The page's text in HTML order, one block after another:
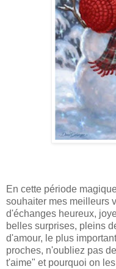
En cette période
souhaiter mes meilleurs
d'échanges heureux,
belles surprises, pleins
d'amour, le plus
proches, n'oubliez pas
t'aime" et pourquoi on